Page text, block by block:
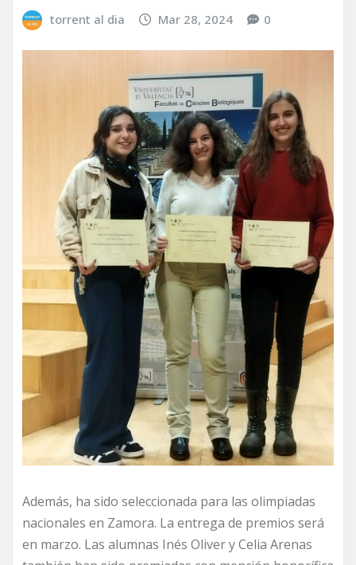
torrent al dia Mar 28, 2024 0
Además, ha sido seleccionada para las olimpiadas
nacionales en Zamora. La entrega de premios será
en marzo. Las alumnas Inés Oliver y Celia Arenas